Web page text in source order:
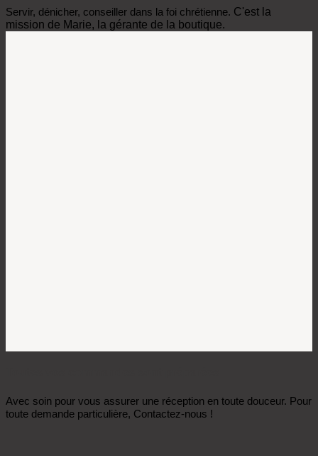
Servir, dénicher, conseiller dans la foi chrétienne. C'est la
mission de Marie, la gérante de la boutique.
Avec soin pour vous assurer une réception en toute douceur. Pour
toute demande particulière, Contactez-nous !